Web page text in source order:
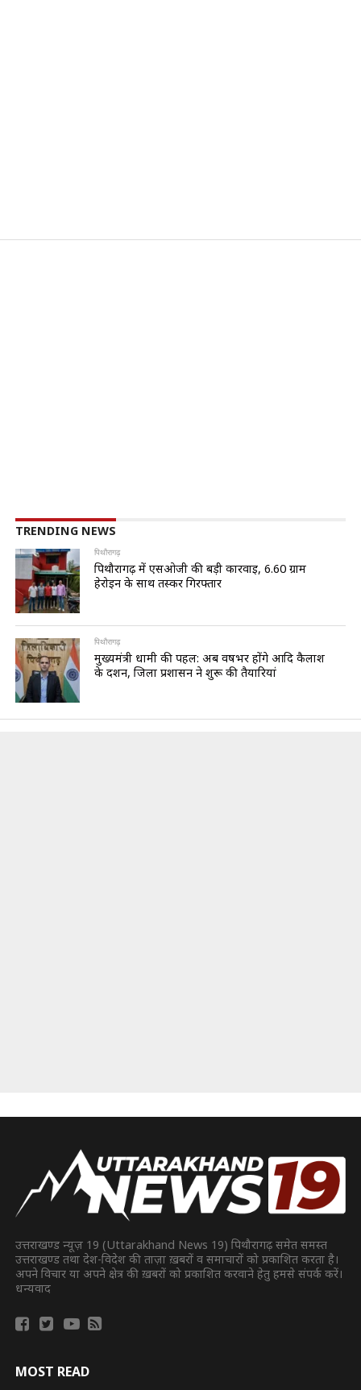
TRENDING NEWS
पिथौरागढ़
पिथौरागढ़ में एसओजी की बड़ी कार्रवाई, 6.60 ग्राम
हेरोइन के साथ तस्कर गिरफ्तार
पिथौरागढ़
मुख्यमंत्री धामी की पहल: अब वर्षभर होंगे आदि कैलाश
के दर्शन, जिला प्रशासन ने शुरू की तैयारियां
उत्तराखण्ड न्यूज़ 19 (Uttarakhand News 19) पिथौरागढ़ समेत समस्त
उत्तराखण्ड तथा देश-विदेश की ताज़ा ख़बरों व समाचारों को प्रकाशित करता है।
अपने विचार या अपने क्षेत्र की ख़बरों को प्रकाशित करवाने हेतु हमसे संपर्क करें।
धन्यवाद
MOST READ